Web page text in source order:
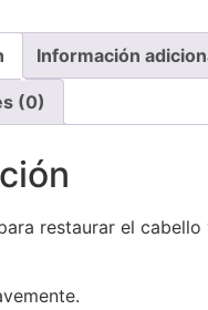
Información
(0)
restaurar el